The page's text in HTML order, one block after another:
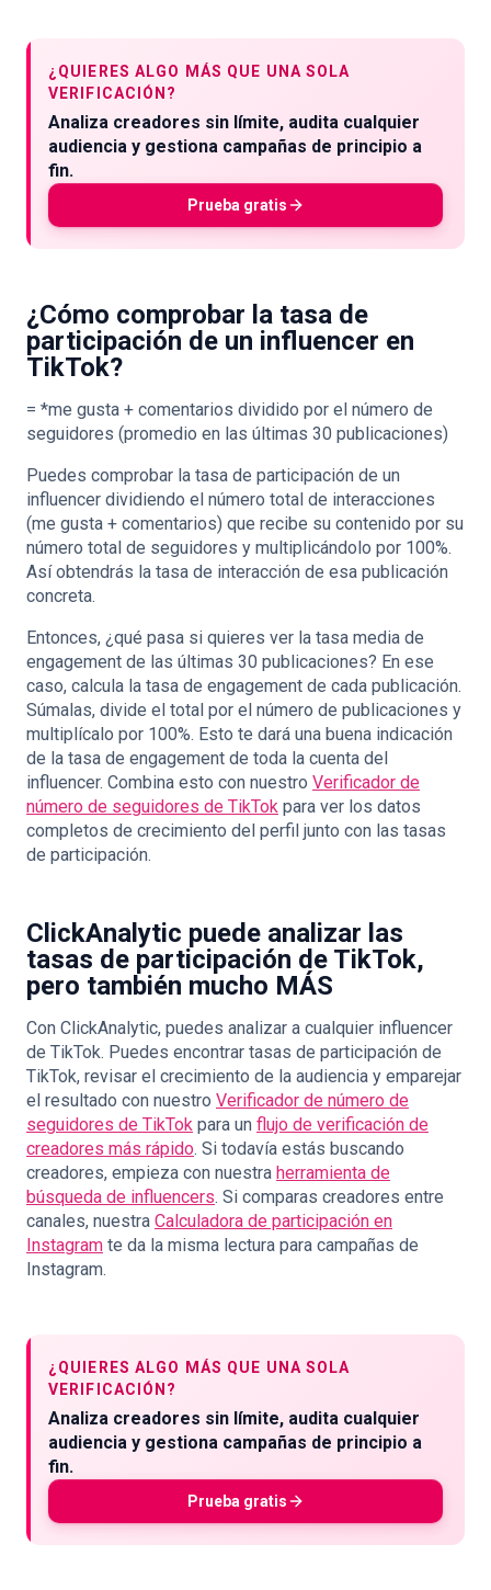
¿QUIERES ALGO MÁS QUE UNA SOLA
VERIFICACIÓN?
Analiza creadores sin límite, audita cualquier
audiencia y gestiona campañas de principio a
fin.
Prueba gratis
¿Cómo comprobar la tasa de
participación de un influencer en
TikTok?
= *me gusta + comentarios dividido por el número de
seguidores (promedio en las últimas 30 publicaciones)
Puedes comprobar la tasa de participación de un
influencer dividiendo el número total de interacciones
(me gusta + comentarios) que recibe su contenido por su
número total de seguidores y multiplicándolo por 100%.
Así obtendrás la tasa de interacción de esa publicación
concreta.
Entonces, ¿qué pasa si quieres ver la tasa media de
engagement de las últimas 30 publicaciones? En ese
caso, calcula la tasa de engagement de cada publicación.
Súmalas, divide el total por el número de publicaciones y
multiplícalo por 100%. Esto te dará una buena indicación
de la tasa de engagement de toda la cuenta del
influencer. Combina esto con nuestro Verificador de
número de seguidores de TikTok para ver los datos
completos de crecimiento del perfil junto con las tasas
de participación.
ClickAnalytic puede analizar las
tasas de participación de TikTok,
pero también mucho MÁS
Con ClickAnalytic, puedes analizar a cualquier influencer
de TikTok. Puedes encontrar tasas de participación de
TikTok, revisar el crecimiento de la audiencia y emparejar
el resultado con nuestro Verificador de número de
seguidores de TikTok para un flujo de verificación de
creadores más rápido. Si todavía estás buscando
creadores, empieza con nuestra herramienta de
búsqueda de influencers. Si comparas creadores entre
canales, nuestra Calculadora de participación en
Instagram te da la misma lectura para campañas de
Instagram.
¿QUIERES ALGO MÁS QUE UNA SOLA
VERIFICACIÓN?
Analiza creadores sin límite, audita cualquier
audiencia y gestiona campañas de principio a
fin.
Prueba gratis